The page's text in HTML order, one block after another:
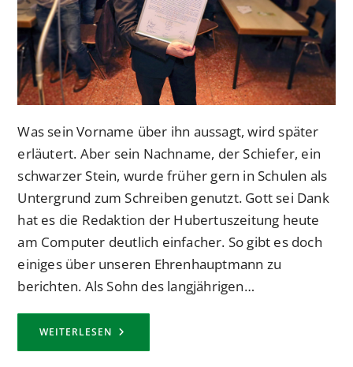
Was sein Vorname über ihn aussagt, wird später
erläutert. Aber sein Nachname, der Schiefer, ein
schwarzer Stein, wurde früher gern in Schulen als
Untergrund zum Schreiben genutzt. Gott sei Dank
hat es die Redaktion der Hubertuszeitung heute
am Computer deutlich einfacher. So gibt es doch
einiges über unseren Ehrenhauptmann zu
berichten. Als Sohn des langjährigen…
WEITERLESEN NEUER
DER